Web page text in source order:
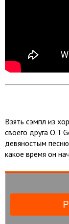
Взять сэмпл из
своего друга O.T
девяностым
какое время он